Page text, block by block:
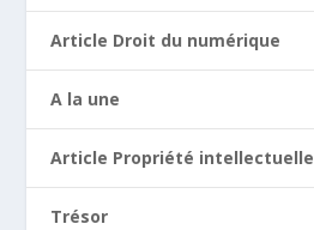
Article Droit du numérique
A la une
Article Propriété intellectuelle
Trésor